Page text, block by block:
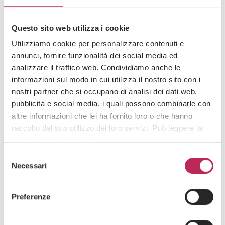
Questo sito web utilizza i cookie
Utilizziamo cookie per personalizzare contenuti e
annunci, fornire funzionalità dei social media ed
analizzare il traffico web. Condividiamo anche le
informazioni sul modo in cui utilizza il nostro sito con i
nostri partner che si occupano di analisi dei dati web,
pubblicità e social media, i quali possono combinarle con
altre informazioni che lei ha fornito loro o che hanno
raccolto dal suo utilizzo dei loro servizi. Può leggere la
Attenzione: chiudendo questo banner, cliccando in
un’area sottostante o accedendo ad un’altra pagina del
delNecessari
Preferenze
PressRegulación financiera y fintech
1 de julio de 2026
LEXIA assists Cryptosmart in obtaining MiCAR
authorisation from Consob and the Bank of Italy